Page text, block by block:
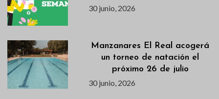
30 junio, 2026
Manzanares El Real acogerá
un torneo de natación el
próximo 26 de julio
30 junio, 2026